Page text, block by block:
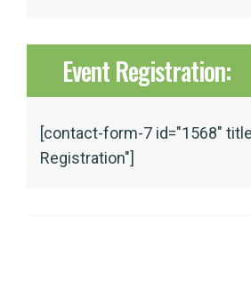
Event Registration:
[contact-form-7 id="1568"
Registration"]